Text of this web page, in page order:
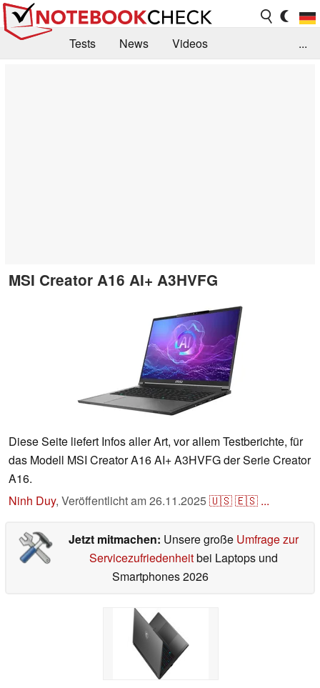
Tests News
Videos
...
MSI Creator A16 AI+ A3HVFG
Diese Seite liefert Infos aller Art, vor allem Testberichte, für
das Modell MSI Creator A16 AI+ A3HVFG der Serie Creator
A16.
Ninh Duy, Veröffentlicht am26.11.2025🇺🇸🇪🇸 ...
Jetzt mitmachen: Unsere große Umfrage zur
Servicezufriedenheitbei Laptops und
Smartphones 2026